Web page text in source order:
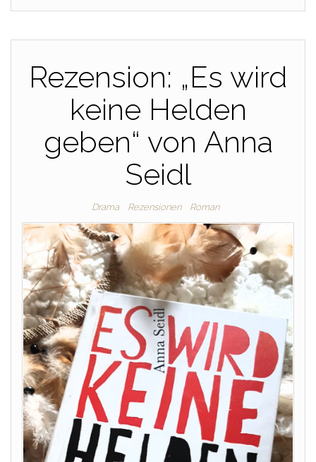
Rezension: „Es wird
keine Helden
geben“ von Anna
Seidl
Drama Rezensionen Roman